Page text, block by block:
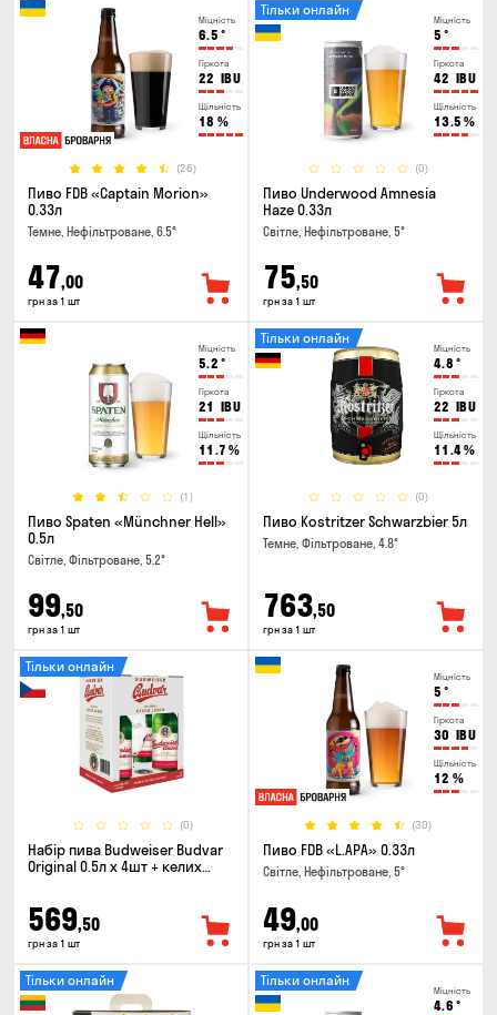
Міцність
6.5 °
Гіркота
22 IBU
Щільність
18 %
(26)
Пиво FDB «Captain Morion»
0.33л
Темне, Нефільтроване, 6.5°
47,00
грн за 1 шт
Міцність
5 °
Гіркота
42 IBU
Щільність
13.5 %
(0)
Тільки онлайн
Пиво Underwood Amnesia
Haze 0.33л
Світле, Нефільтроване, 5°
75,50
грн за 1 шт
Міцність
5.2 °
Гіркота
21 IBU
Щільність
11.7 %
(1)
Пиво Spaten «Münchner Hell»
0.5л
Світле, Фільтроване, 5.2°
99,50
грн за 1 шт
Міцність
4.8 °
Гіркота
22 IBU
Щільність
11.4%
(0)
Тільки онлайн
Пиво Kostritzer Schwarzbier 5л
Темне, Фільтроване, 4.8°
763,50
грн за 1 шт
(0)
Тільки онлайн
Набір пива Budweiser Budvar
Original 0.5л х 4шт + келих
569,50
грн за 1 шт
Міцність
5 °
Гіркота
30 IBU
Щільність
12 %
(30)
Пиво FDB «L.APA» 0.33л
Світле, Нефільтроване, 5°
49,00
грн за 1 шт
Тільки онлайн
Міцність
4.6 °
Тільки онлайн